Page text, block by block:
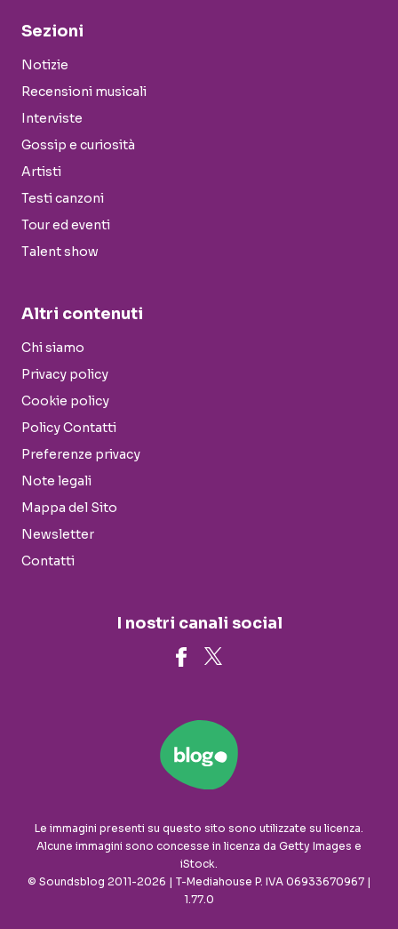
Sezioni
Notizie
Recensioni musicali
Interviste
Gossip e curiosità
Artisti
Testi canzoni
Tour ed eventi
Talent show
Altri contenuti
Chi siamo
Privacy policy
Cookie policy
Policy Contatti
Preferenze privacy
Note legali
Mappa del Sito
Newsletter
Contatti
I nostri canali social
Le immagini presenti su questo sito sono utilizzate su licenza.
Alcune immagini sono concesse in licenza da Getty Images e
iStock.
© Soundsblog 2011-2026 | T-Mediahouse P. IVA 06933670967 |
1.77.0